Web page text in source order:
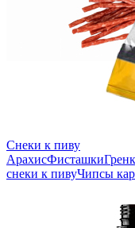
Снеки к пиву
АрахисФисташки
снеки к пивуЧипсы